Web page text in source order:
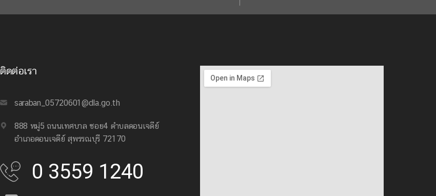
ติดต่อเรา
saraban_05720601@dla.go.th
888 หมู่5 ถนนเทศบาล ซอย4 ตำบลดอนเจดีย์
อำเภอดอนเจดีย์ สุพรรณบุรี 72170
0 3559 1240